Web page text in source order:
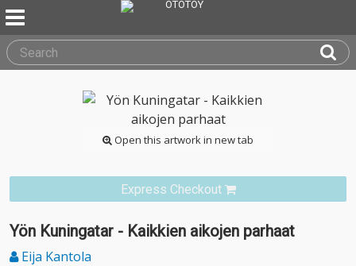
Open this artwork in new tab
Express Checkout
Yön Kuningatar - Kaikkien aikojen parhaat
Eija Kantola